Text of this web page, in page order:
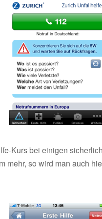
Kurs bei einigen
mehr, so wird man auch